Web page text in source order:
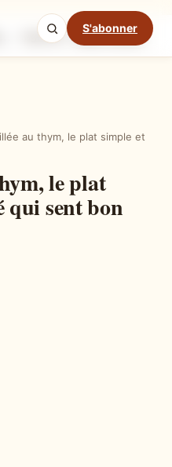
S'abonner
Ingrédients Étapes
Mode cuisine
au thym, le plat simple et
le plat
qui sent bon